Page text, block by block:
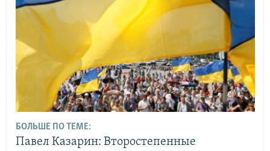
БОЛЬШЕ ПО ТЕМЕ:
Павел Казарин: Второстепенные